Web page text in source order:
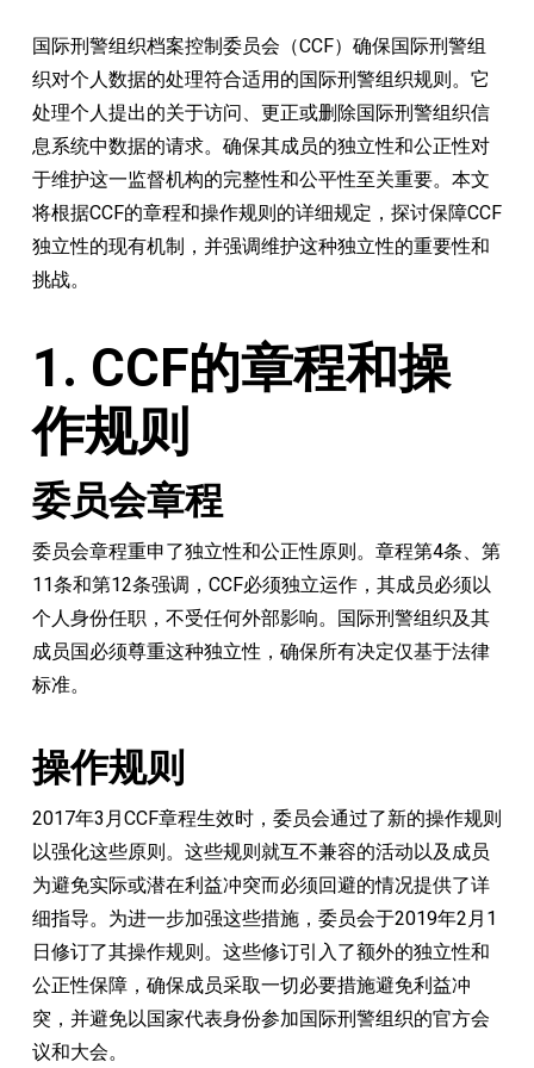
国际刑警组织档案控制委员会（CCF）确保国际刑警组
织对个人数据的处理符合适用的国际刑警组织规则。它
处理个人提出的关于访问、更正或删除国际刑警组织信
息系统中数据的请求。确保其成员的独立性和公正性对
于维护这一监督机构的完整性和公平性至关重要。本文
将根据CCF的章程和操作规则的详细规定，探讨保障CCF
独立性的现有机制，并强调维护这种独立性的重要性和
挑战。
1. CCF的章程和操
作规则
委员会章程
委员会章程重申了独立性和公正性原则。章程第4条、第
11条和第12条强调，CCF必须独立运作，其成员必须以
个人身份任职，不受任何外部影响。国际刑警组织及其
成员国必须尊重这种独立性，确保所有决定仅基于法律
标准。
操作规则
2017年3月CCF章程生效时，委员会通过了新的操作规则
以强化这些原则。这些规则就互不兼容的活动以及成员
为避免实际或潜在利益冲突而必须回避的情况提供了详
细指导。为进一步加强这些措施，委员会于2019年2月1
日修订了其操作规则。这些修订引入了额外的独立性和
公正性保障，确保成员采取一切必要措施避免利益冲
突，并避免以国家代表身份参加国际刑警组织的官方会
议和大会。